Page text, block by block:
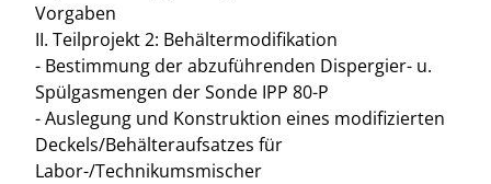
Vorgaben
II. Teilprojekt 2: Behältermodifikation
- Bestimmung der abzuführenden Dispergier- u.
Spülgasmengen der Sonde IPP 80-P
- Auslegung und Konstruktion eines modifizierten
Deckels/Behälteraufsatzes für
Labor-/Technikumsmischer